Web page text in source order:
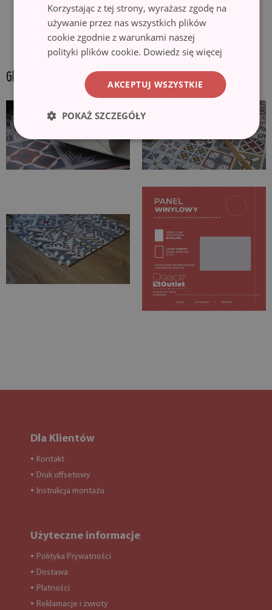
GALERIA PRODUKTU:
Dla Klientów
● Kontakt
● Druk offsetowy
● Instrukcja montażu
Użyteczne informacje
● Polityka Prywatności
● Dostawa
● Płatności
● Reklamacje i zwroty
Korzystając z tej strony, wyrażasz zgodę na
używanie przez nas wszystkich plików
cookie zgodnie z warunkami naszej
polityki plików cookie. Dowiedz się więcej
AKCEPTUJ WSZYSTKIE
POKAŻ SZCZEGÓŁY